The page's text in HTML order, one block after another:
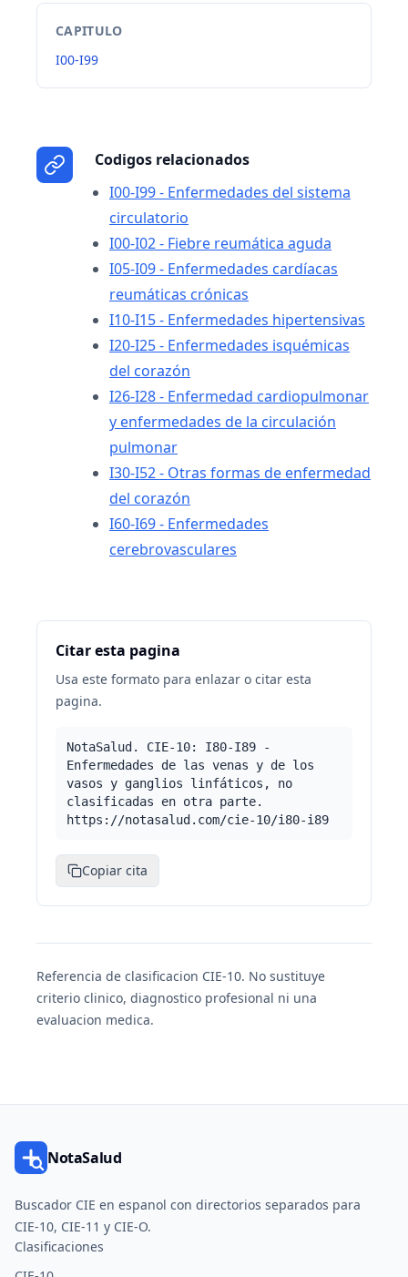
CAPITULO
I00-I99
Codigos relacionados
I00-I99 - Enfermedades del sistema
circulatorio
I00-I02 - Fiebre reumática aguda
I05-I09 - Enfermedades cardíacas
reumáticas crónicas
I10-I15 - Enfermedades hipertensivas
I20-I25 - Enfermedades isquémicas
del corazón
I26-I28 - Enfermedad cardiopulmonar
y enfermedades de la circulación
pulmonar
I30-I52 - Otras formas de enfermedad
del corazón
I60-I69 - Enfermedades
cerebrovasculares
Citar esta pagina
Usa este formato para enlazar o citar esta
pagina.
NotaSalud. CIE-10: I80-I89 -
Enfermedades de las venas y de los
vasos y ganglios linfáticos, no
clasificadas en otra parte.
https://notasalud.com/cie-10/i80-i89
Copiar cita
Referencia de clasificacion CIE-10. No sustituye
criterio clinico, diagnostico profesional ni una
evaluacion medica.
NotaSalud
Buscador CIE en espanol con directorios separados para
CIE-10, CIE-11 y CIE-O.
Clasificaciones